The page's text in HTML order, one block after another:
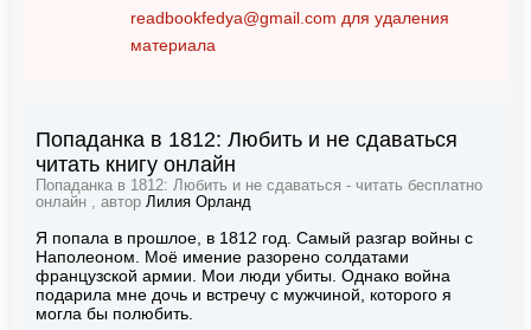
readbookfedya@gmail.com для удаления
материала
Попаданка в 1812: Любить и не сдаваться
читать книгу онлайн
Попаданка в 1812: Любить и не сдаваться - читать бесплатно
онлайн , автор Лилия Орланд
Я попала в прошлое, в 1812 год. Самый разгар войны с
Наполеоном. Моё имение разорено солдатами
французской армии. Мои люди убиты. Однако война
подарила мне дочь и встречу с мужчиной, которого я
могла бы полюбить.